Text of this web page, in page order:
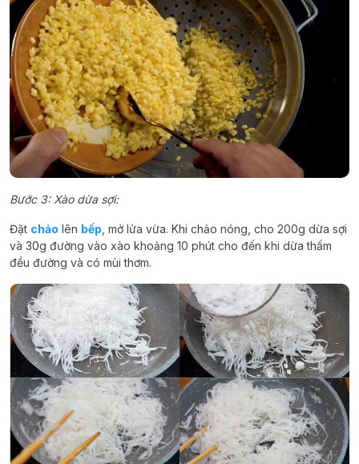
Bước 3: Xào dừa sợi:
Đặt chảo lên bếp , mở lửa vừa. Khi chảo nóng, cho 200g dừa sợi
và 30g đường vào xào khoảng 10 phút cho đến khi dừa thấm
đều đường và có mùi thơm.